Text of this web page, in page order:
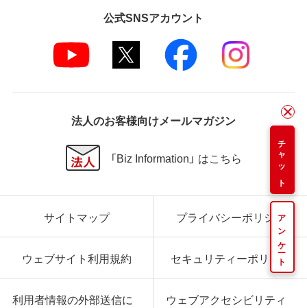
チャット
アンケート
公式SNSアカウント
法人のお客様向けメールマガジン
「Biz Information」 はこちら
サイトマップ プライバシーポリシー
ウェブサイト利用規約 セキュリティーポリシー
利用者情報の外部送信に
ウェブアクセシビリティ